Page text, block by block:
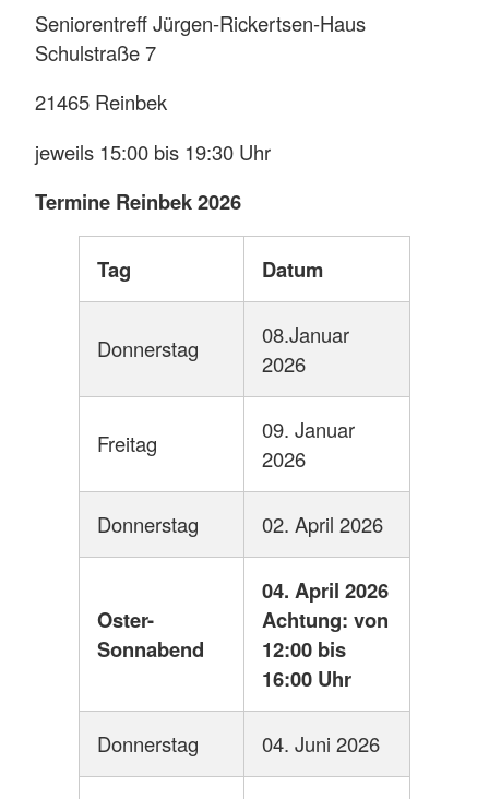
Seniorentreff Jürgen-Rickertsen-Haus
Schulstraße 7
21465 Reinbek
jeweils 15:00 bis 19:30 Uhr
Termine Reinbek 2026
Tag Datum
Donnerstag
08.Januar
2026
Freitag
09. Januar
2026
Donnerstag 02. April 2026
Oster-
Sonnabend
04. April 2026
Achtung: von
12:00 bis
16:00 Uhr
Donnerstag 04. Juni 2026